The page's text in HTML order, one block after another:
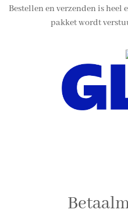
Bestellen en verzenden is heel
pakket wordt